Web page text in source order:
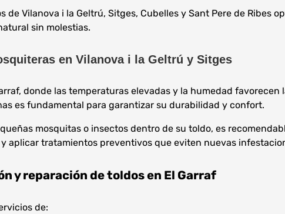
de Vilanova i la Geltrú, Sitges, Cubelles y Sant Pere de
sin molestias.
en Vilanova i la Geltrú y Sitges
donde las temperaturas elevadas y la humedad
es fundamental para garantizar su durabilidad y confort.
mosquitas o insectos dentro de su toldo, es
aplicar tratamientos preventivos que eviten nuevas
y reparación de toldos en El Garraf
de: